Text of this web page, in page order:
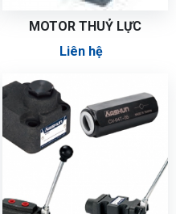
MOTOR THUỶ LỰC
Liên hệ